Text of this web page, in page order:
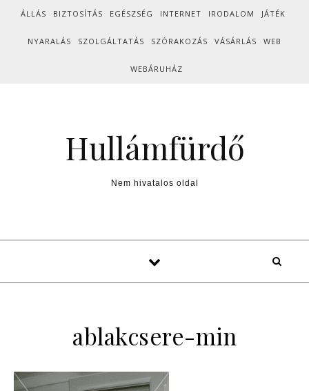
Skip to content
ÁLLÁS BIZTOSÍTÁS EGÉSZSÉG INTERNET IRODALOM JÁTÉK
NYARALÁS SZOLGÁLTATÁS SZÓRAKOZÁS VÁSÁRLÁS WEB
WEBÁRUHÁZ
Hullámfürdő
Nem hivatalos oldal
ablakcsere-min